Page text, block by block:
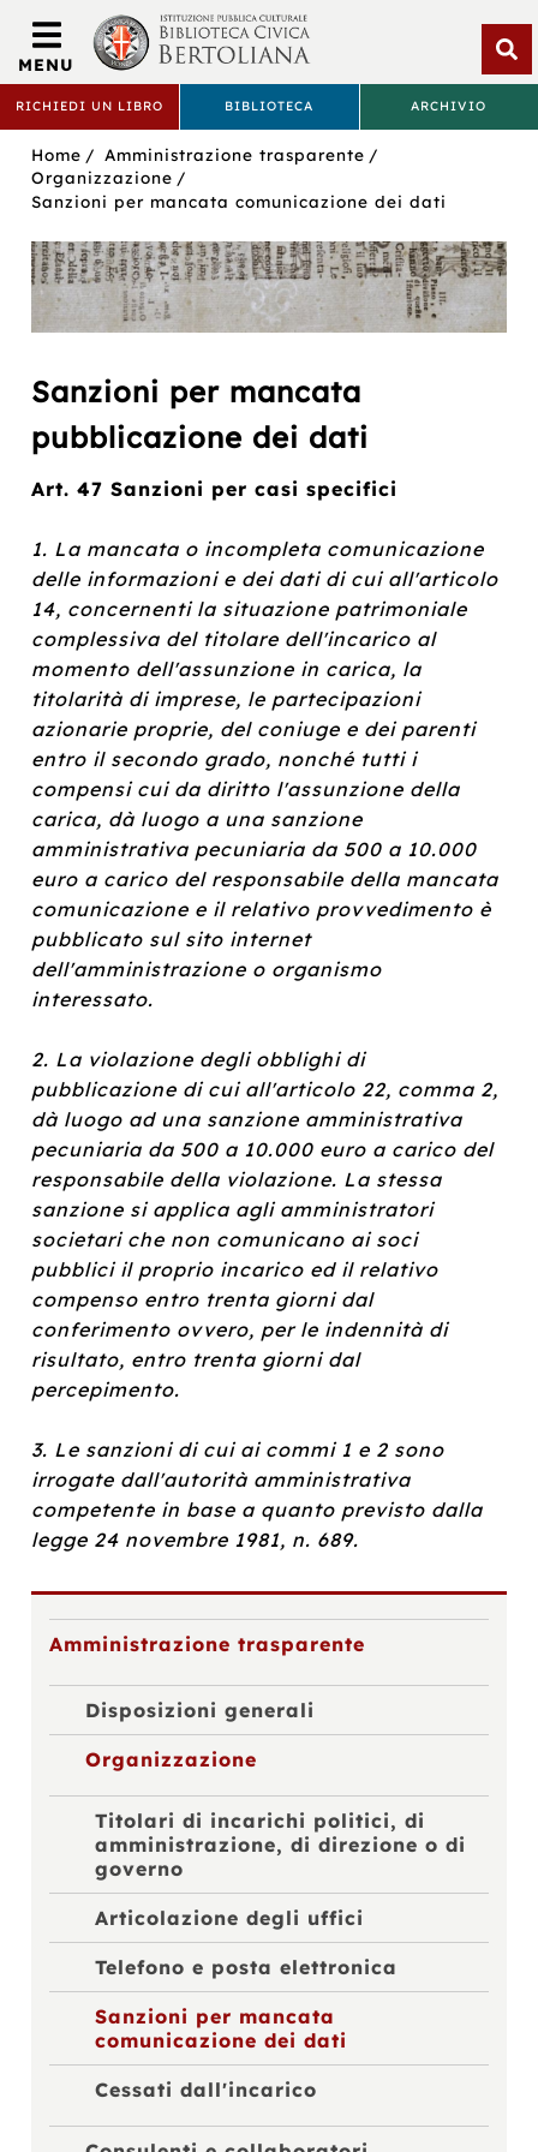
BIBLIOTECA
CIVICA
BERTOLIANA
RICHIEDI UN LIBRO BIBLIOTECA ARCHIVIO
MENU
Bertoliana
Sei
in:
Home
Amministrazione trasparente
Organizzazione
Sanzioni per mancata comunicazione dei dati
Sanzioni per mancata
pubblicazione dei dati
Art. 47 Sanzioni per casi specifici
1. La mancata o incompleta comunicazione
delle informazioni e dei dati di cui all'articolo
14, concernenti la situazione patrimoniale
complessiva del titolare dell'incarico al
momento dell'assunzione in carica, la
titolarità di imprese, le partecipazioni
azionarie proprie, del coniuge e dei parenti
entro il secondo grado, nonché tutti i
compensi cui da diritto l'assunzione della
carica, dà luogo a una sanzione
amministrativa pecuniaria da 500 a 10.000
euro a carico del responsabile della mancata
comunicazione e il relativo provvedimento è
pubblicato sul sito internet
dell'amministrazione o organismo
interessato.
2. La violazione degli obblighi di
pubblicazione di cui all'articolo 22, comma 2,
dà luogo ad una sanzione amministrativa
pecuniaria da 500 a 10.000 euro a carico del
responsabile della violazione. La stessa
sanzione si applica agli amministratori
societari che non comunicano ai soci
pubblici il proprio incarico ed il relativo
compenso entro trenta giorni dal
conferimento ovvero, per le indennità di
risultato, entro trenta giorni dal
percepimento.
3. Le sanzioni di cui ai commi 1 e 2 sono
irrogate dall'autorità amministrativa
competente in base a quanto previsto dalla
legge 24 novembre 1981, n. 689.
Amministrazione trasparente
Disposizioni generali
Organizzazione
Titolari di incarichi politici, di
amministrazione, di direzione o di
governo
Articolazione degli uffici
Telefono e posta elettronica
Sanzioni per mancata
comunicazione dei dati
Cessati dall'incarico